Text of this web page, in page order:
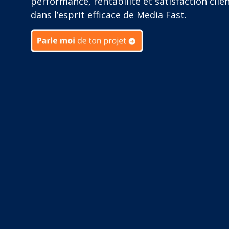
dans l’esprit efficace de Media Fast.